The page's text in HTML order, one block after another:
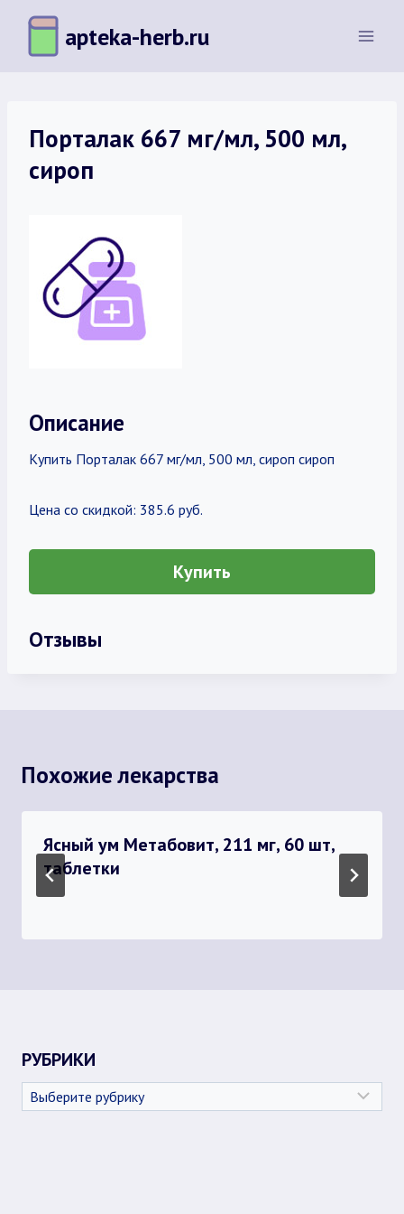
Перейти
содержимому
apteka-herb.ru
Порталак 667 мг/мл, 500 мл,
сироп
Описание
Купить Порталак 667 мг/мл, 500 мл, сироп сироп
Цена со скидкой: 385.6 руб.
Купить
Отзывы
Похожие лекарства
Ясный ум Метабовит, 211 мг, 60 шт,
таблетки
РУБРИКИ
Рубрики